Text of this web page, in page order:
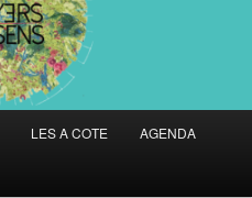
LES A COTE AGENDA